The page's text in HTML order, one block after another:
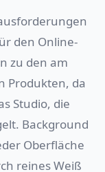
den Online-
zu den am
Produkten, da
Studio, die
Background
Oberfläche
reines Weiß